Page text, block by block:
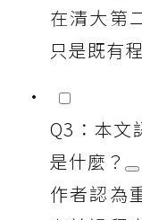
在清大第
只是既有
Q3：本文
是什麼？
作者認為